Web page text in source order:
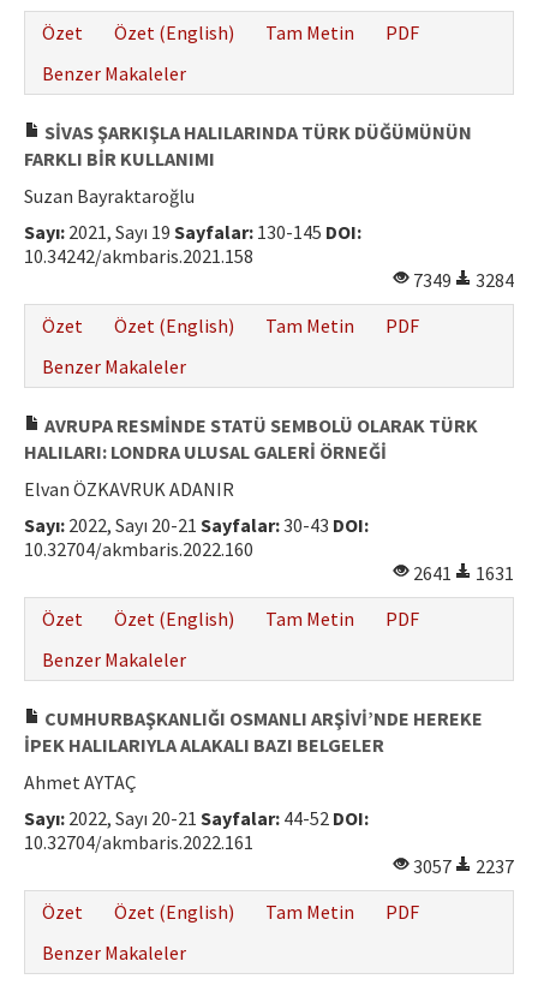
Özet
Özet (English) Tam Metin
PDF
Benzer Makaleler
SİVAS ŞARKIŞLA HALILARINDA TÜRK DÜĞÜMÜNÜN
FARKLI BİR KULLANIMI
Suzan Bayraktaroğlu
Sayı: 2021, Sayı 19 Sayfalar: 130-145 DOI:
10.34242/akmbaris.2021.158
7349
3284
Özet
Özet (English) Tam Metin
PDF
Benzer Makaleler
AVRUPA RESMİNDE STATÜ SEMBOLÜ OLARAK TÜRK
HALILARI: LONDRA ULUSAL GALERİ ÖRNEĞİ
Elvan ÖZKAVRUK ADANIR
Sayı: 2022, Sayı 20-21 Sayfalar:30-43 DOI:
10.32704/akmbaris.2022.160
2641
1631
Özet
Özet (English) Tam Metin
PDF
Benzer Makaleler
CUMHURBAŞKANLIĞI OSMANLI ARŞİVİ’NDE HEREKE
İPEK HALILARIYLA ALAKALI BAZI BELGELER
Ahmet AYTAÇ
Sayı: 2022, Sayı 20-21 Sayfalar: 44-52 DOI:
10.32704/akmbaris.2022.161
3057
2237
Özet
Özet (English) Tam Metin
PDF
Benzer Makaleler